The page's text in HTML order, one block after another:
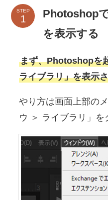
STEP
Photoshop
を表示する
まず、Photoshopを
ライブラリ」を表示
やり方は画面上部の
ウ ＞ ライブラリ」を